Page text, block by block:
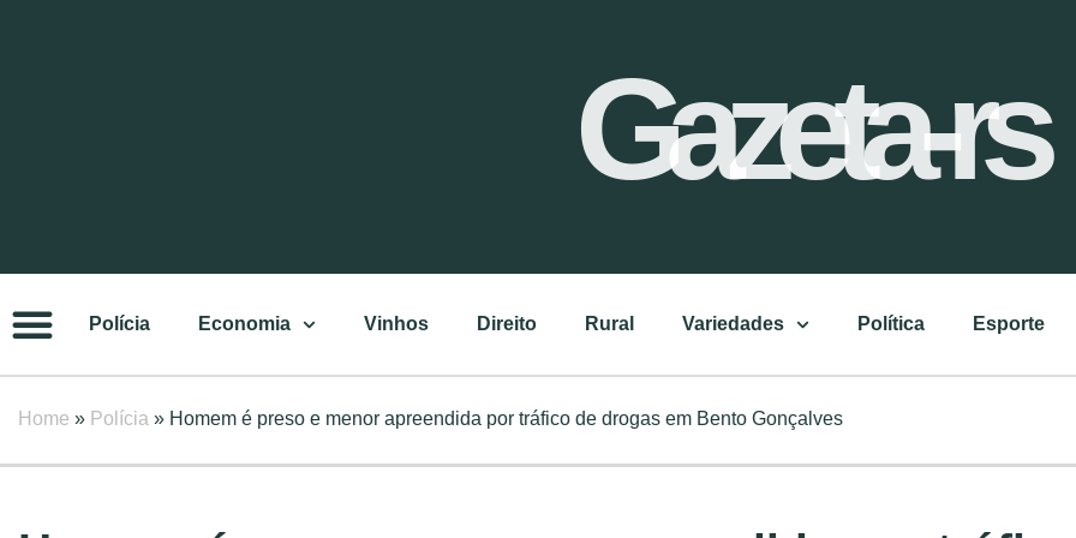
Gazeta-rs
Polícia Economia Vinhos Direito Rural Variedades Política Esporte
Home » Polícia » Homem é preso e menor apreendida por tráfico de drogas em Bento Gonçalves